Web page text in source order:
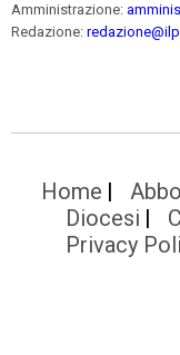
Amministrazione:
Redazione:
Home
Diocesi
Privacy